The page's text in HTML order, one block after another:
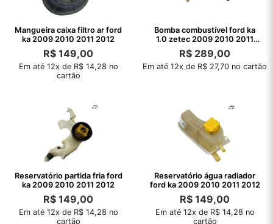
Mangueira caixa filtro ar ford
ka 2009 2010 2011 2012
R$ 149,00
Em até 12x de R$ 14,28 no
cartão
Bomba combustível ford ka
1.0 zetec 2009 2010 2011
2012
R$ 289,00
Em até 12x de R$ 27,70 no cartão
Reservatório partida fria ford
ka 2009 2010 2011 2012
R$ 149,00
Em até 12x de R$ 14,28 no
cartão
Reservatório água radiador
ford ka 2009 2010 2011 2012
R$ 149,00
Em até 12x de R$ 14,28 no
cartão